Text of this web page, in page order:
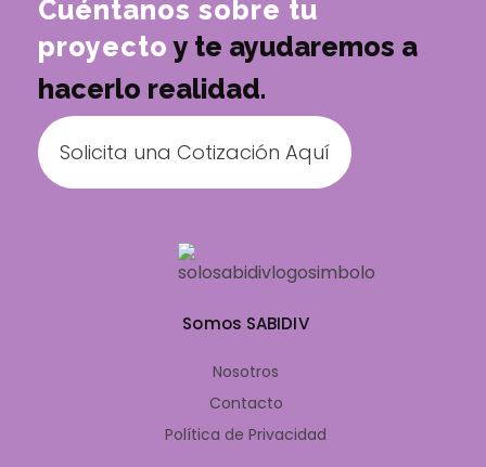
Cuéntanos sobre tu
proyecto y te ayudaremos a
hacerlo realidad.
Solicita una Cotización Aquí
Somos SABIDIV
Nosotros
Contacto
Política de Privacidad